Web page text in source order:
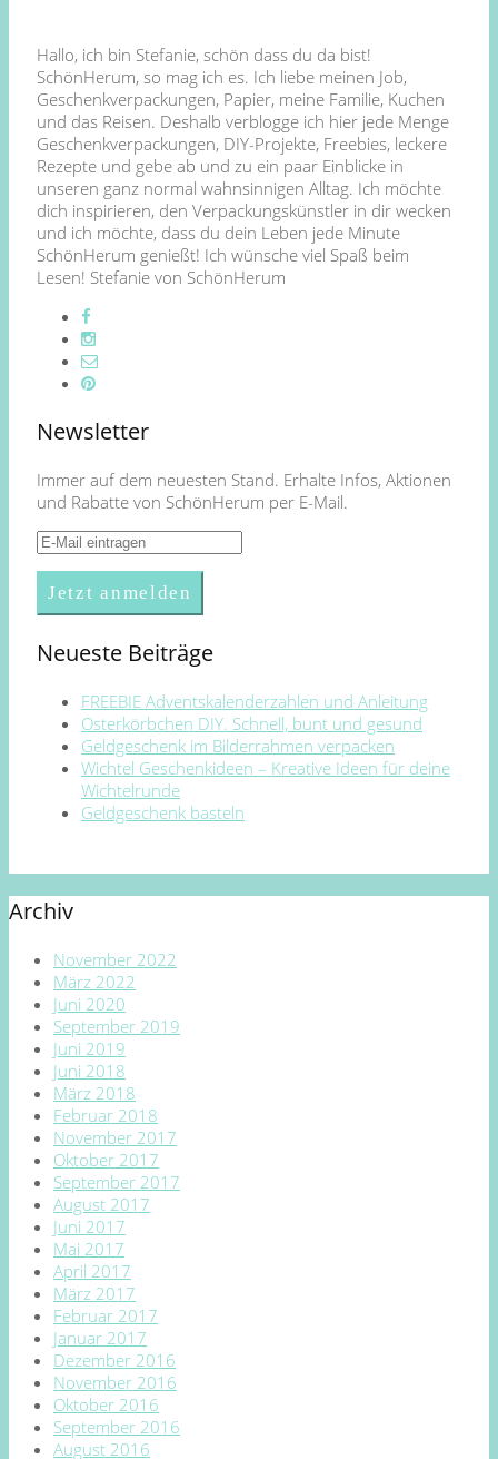
Hallo, ich bin Stefanie, schön dass du da bist!
SchönHerum, so mag ich es. Ich liebe meinen Job,
Geschenkverpackungen, Papier, meine Familie, Kuchen
und das Reisen. Deshalb verblogge ich hier jede Menge
Geschenkverpackungen, DIY-Projekte, Freebies, leckere
Rezepte und gebe ab und zu ein paar Einblicke in
unseren ganz normal wahnsinnigen Alltag. Ich möchte
dich inspirieren, den Verpackungskünstler in dir wecken
und ich möchte, dass du dein Leben jede Minute
SchönHerum genießt! Ich wünsche viel Spaß beim
Lesen! Stefanie von SchönHerum
Newsletter
Immer auf dem neuesten Stand. Erhalte Infos, Aktionen
und Rabatte von SchönHerum per E-Mail.
Neueste Beiträge
FREEBIE Adventskalenderzahlen und Anleitung
Osterkörbchen DIY. Schnell, bunt und gesund
Geldgeschenk im Bilderrahmen verpacken
Wichtel Geschenkideen – Kreative Ideen für deine
Wichtelrunde
Geldgeschenk basteln
Archiv
November 2022
März 2022
Juni 2020
September 2019
Juni 2019
Juni 2018
März 2018
Februar 2018
November 2017
Oktober 2017
September 2017
August 2017
Juni 2017
Mai 2017
April 2017
März 2017
Februar 2017
Januar 2017
Dezember 2016
November 2016
Oktober 2016
September 2016
August 2016